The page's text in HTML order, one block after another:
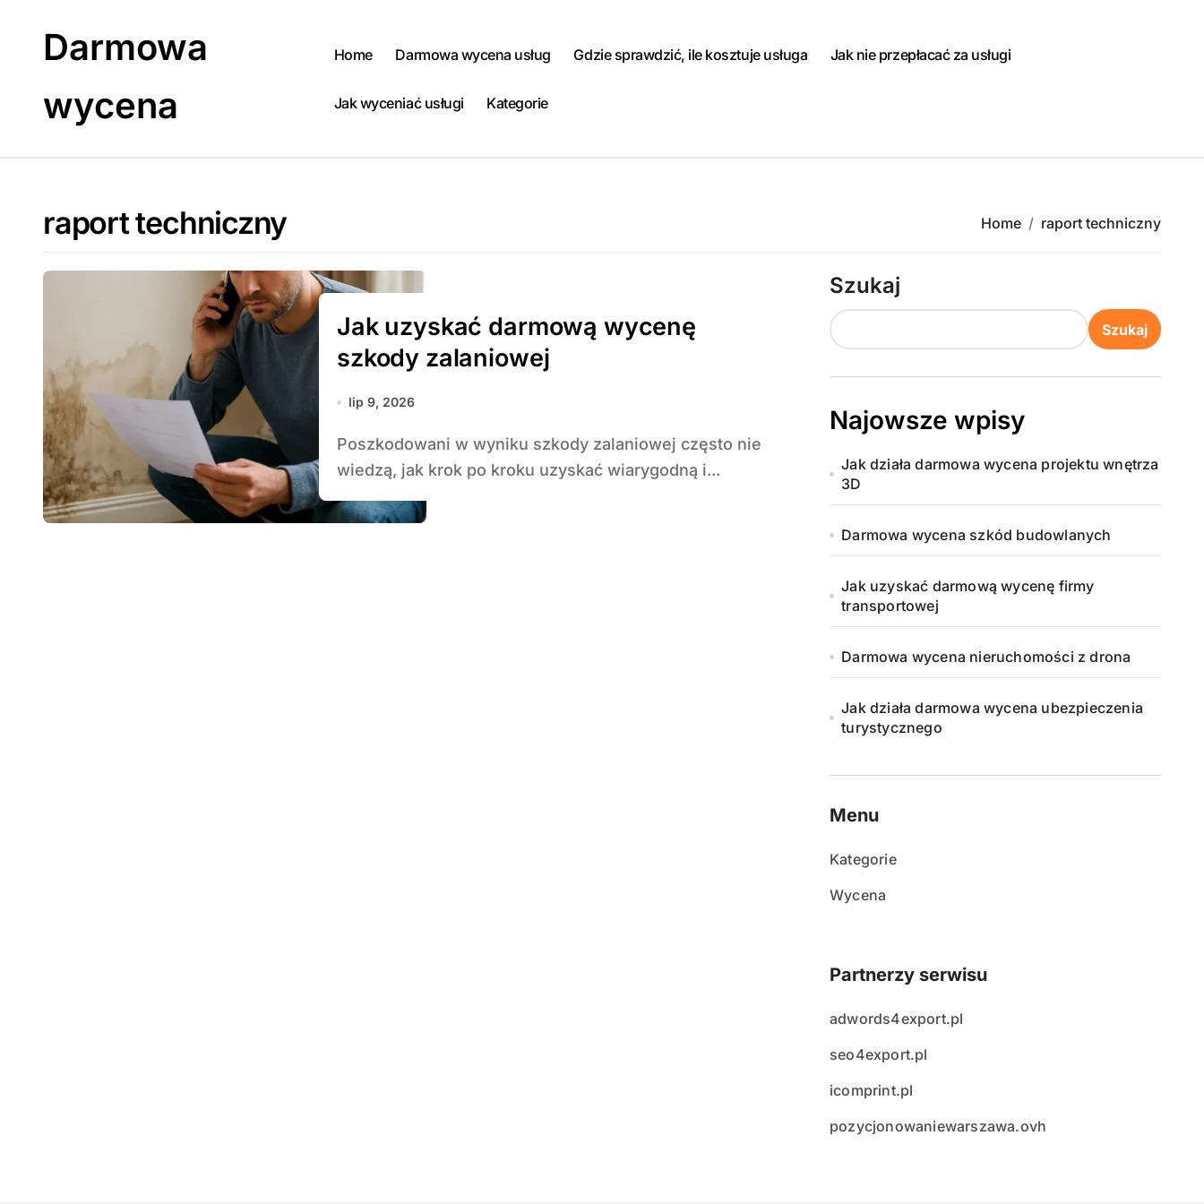
Darmowa
wycena
Home Darmowa wycena usług Gdzie sprawdzić, ile kosztuje usługa Jak nie przepłacać za usługi
Jak wyceniać usługi Kategorie
raport techniczny Home raport techniczny
Jak uzyskać darmową wycenę
szkody zalaniowej
lip 9, 2026
Poszkodowani w wyniku szkody zalaniowej często nie
wiedzą, jak krok po kroku uzyskać wiarygodną i...
Szukaj
Szukaj
Najowsze wpisy
Jak działa darmowa wycena projektu wnętrza
3D
Darmowa wycena szkód budowlanych
Jak uzyskać darmową wycenę firmy
transportowej
Darmowa wycena nieruchomości z drona
Jak działa darmowa wycena ubezpieczenia
turystycznego
Menu
Kategorie
Wycena
Partnerzy serwisu
adwords4export.pl
seo4export.pl
icomprint.pl
pozycjonowaniewarszawa.ovh